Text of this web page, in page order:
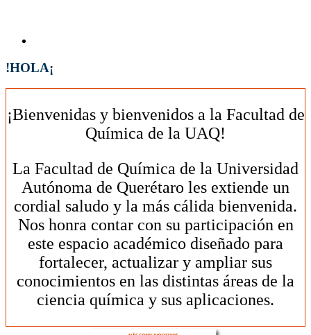
!HOLA¡
¡Bienvenidas y bienvenidos a la Facultad de
Química de la UAQ!
La Facultad de Química de la Universidad
Autónoma de Querétaro les extiende un
cordial saludo y la más cálida bienvenida.
Nos honra contar con su participación en
este espacio académico diseñado para
fortalecer, actualizar y ampliar sus
conocimientos en las distintas áreas de la
ciencia química y sus aplicaciones.